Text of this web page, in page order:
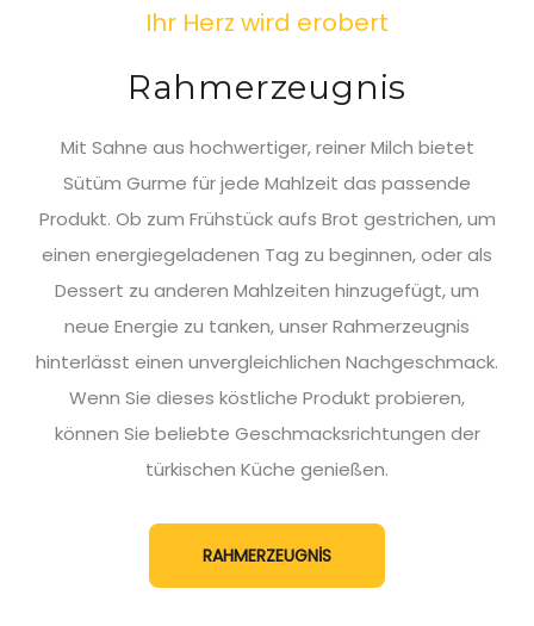
Ihr Herz wird erobert
Rahmerzeugnis
Mit Sahne aus hochwertiger, reiner Milch bietet
Sütüm Gurme für jede Mahlzeit das passende
Produkt. Ob zum Frühstück aufs Brot gestrichen, um
einen energiegeladenen Tag zu beginnen, oder als
Dessert zu anderen Mahlzeiten hinzugefügt, um
neue Energie zu tanken, unser Rahmerzeugnis
hinterlässt einen unvergleichlichen Nachgeschmack.
Wenn Sie dieses köstliche Produkt probieren,
können Sie beliebte Geschmacksrichtungen der
türkischen Küche genießen.
RAHMERZEUGNİS